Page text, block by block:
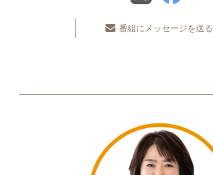
番組にメッセージを送る